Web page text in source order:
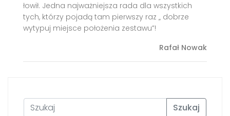
łowił. Jedna najważniejsza rada dla wszystkich
tych, którzy pojadą tam pierwszy raz „ dobrze
wytypuj miejsce położenia zestawu”!
Rafał Nowak
Szukaj